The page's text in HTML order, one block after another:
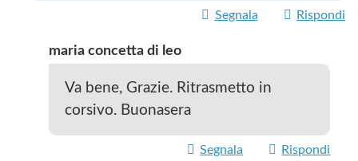
Segnala Rispondi
maria concetta di leo
Va bene, Grazie. Ritrasmetto in
corsivo. Buonasera
Segnala Rispondi